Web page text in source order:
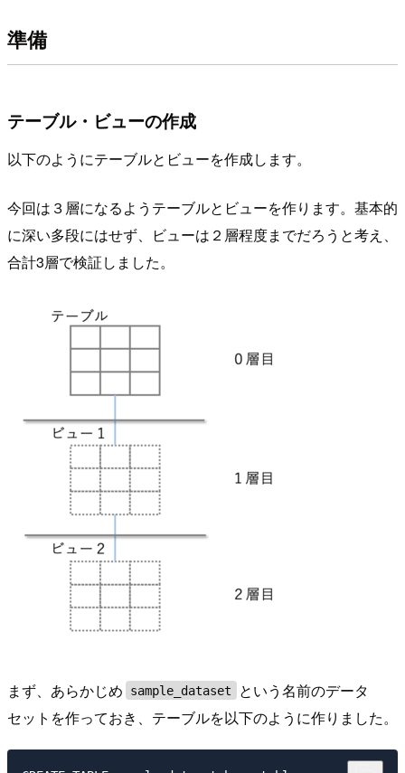
準備
テーブル・ビューの作成
以下のようにテーブルとビューを作成します。
今回は３層になるようテーブルとビューを作ります。基本的
に深い多段にはせず、ビューは２層程度までだろうと考え、
合計3層で検証しました。
まず、あらかじめ sample_dataset
という名前のデータ
セットを作っておき、テーブルを以下のように作りました。